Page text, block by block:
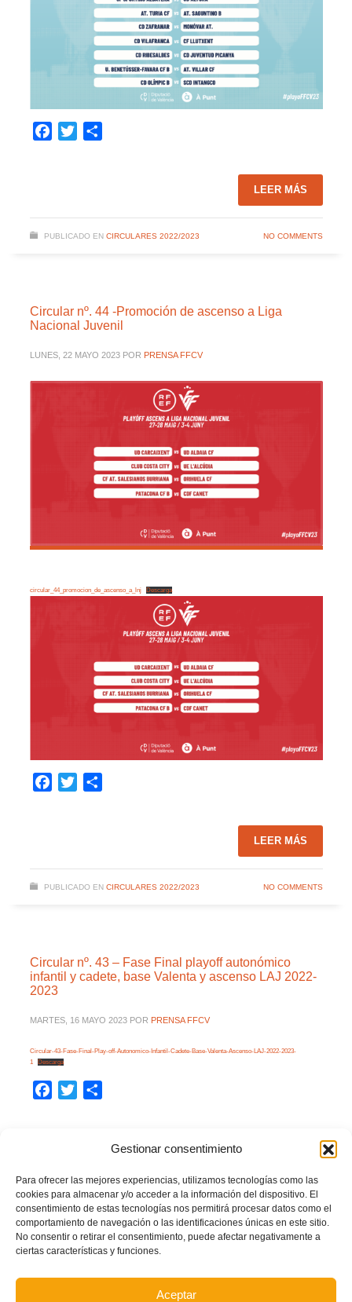
Gestionar consentimiento
Para ofrecer las mejores experiencias, utilizamos tecnologías como las
cookies para almacenar y/o acceder a la información del dispositivo. El
consentimiento de estas tecnologías nos permitirá procesar datos como el
comportamiento de navegación o las identificaciones únicas en este sitio.
No consentir o retirar el consentimiento, puede afectar negativamente a
ciertas características y funciones.
Aceptar
Facebook
Twitter
LEER MÁS
PUBLICADO EN CIRCULARES 2022/2023 NO COMMENTS
Circular nº. 44 -Promoción de ascenso a Liga
Nacional Juvenil
LUNES, 22 MAYO 2023 POR PRENSA FFCV
circular_44_promocion_de_ascenso_a_lnj Descarga
Facebook
Twitter
LEER MÁS
PUBLICADO EN CIRCULARES 2022/2023 NO COMMENTS
Circular nº. 43 – Fase Final playoff autonómico
infantil y cadete, base Valenta y ascenso LAJ 2022-
2023
MARTES, 16 MAYO 2023 POR PRENSA FFCV
Circular-43-Fase-Final-Play-off-Autonomico-Infantil-Cadete-Base-Valenta-Ascenso-LAJ-2022-2023-
1
Descarga
Facebook
Twitter
PUBLICADO EN CIRCULARES 2022/2023 NO COMMENTS